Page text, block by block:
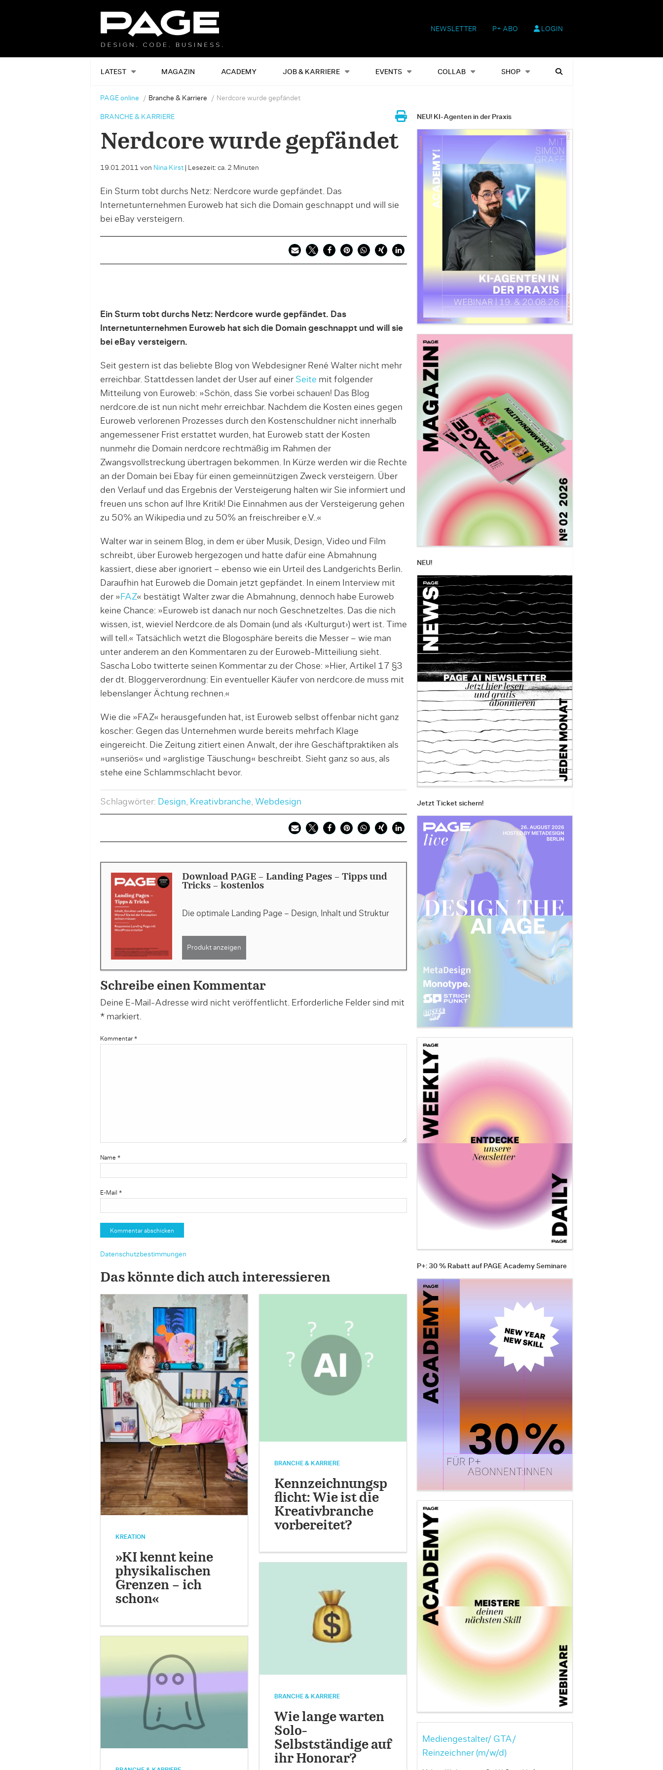
NEWSLETTER P+ ABO LOGIN
LATEST MAGAZIN ACADEMY JOB & KARRIERE EVENTS COLLAB SHOP
Alles Events Shop Heftausgaben Suchen
PAGE online Branche & Karriere Nerdcore wurde gepfändet
BRANCHE & KARRIERE
Nerdcore wurde gepfändet
19.01.2011 von Nina Kirst| Lesezeit: ca. 2 Minuten
Ein Sturm tobt durchs Netz: Nerdcore wurde gepfändet. Das
Internetunternehmen Euroweb hat sich die Domain geschnappt und will sie
bei eBay versteigern.
Ein Sturm tobt durchs Netz: Nerdcore wurde gepfändet. Das
Internetunternehmen Euroweb hat sich die Domain geschnappt und will sie
bei eBay versteigern.
Seit gestern ist das beliebte Blog von Webdesigner René Walter nicht mehr
erreichbar. Stattdessen landet der User auf einer Seite mit folgender
Mitteilung von Euroweb: »Schön, dass Sie vorbei schauen! Das Blog
nerdcore.de ist nun nicht mehr erreichbar. Nachdem die Kosten eines gegen
Euroweb verlorenen Prozesses durch den Kostenschuldner nicht innerhalb
angemessener Frist erstattet wurden, hat Euroweb statt der Kosten
nunmehr die Domain nerdcore rechtmäßig im Rahmen der
Zwangsvollstreckung übertragen bekommen. In Kürze werden wir die Rechte
an der Domain bei Ebay für einen gemeinnützigen Zweck versteigern. Über
den Verlauf und das Ergebnis der Versteigerung halten wir Sie informiert und
freuen uns schon auf Ihre Kritik! Die Einnahmen aus der Versteigerung gehen
zu 50% an Wikipedia und zu 50% an freischreiber e.V..«
Walter war in seinem Blog, in dem er über Musik, Design, Video und Film
schreibt, über Euroweb hergezogen und hatte dafür eine Abmahnung
kassiert, diese aber ignoriert – ebenso wie ein Urteil des Landgerichts Berlin.
Daraufhin hat Euroweb die Domain jetzt gepfändet. In einem Interview mit
der » FAZ« bestätigt Walter zwar die Abmahnung, dennoch habe Euroweb
keine Chance: »Euroweb ist danach nur noch Geschnetzeltes. Das die nich
wissen, ist, wieviel Nerdcore.de als Domain (und als ‹Kulturgut›) wert ist. Time
will tell.« Tatsächlich wetzt die Blogosphäre bereits die Messer – wie man
unter anderem an den Kommentaren zu der Euroweb-Mitteiliung sieht.
Sascha Lobo twitterte seinen Kommentar zu der Chose: »Hier, Artikel 17 §3
der dt. Bloggerverordnung: Ein eventueller Käufer von nerdcore.de muss mit
lebenslanger Ächtung rechnen.«
Wie die »FAZ« herausgefunden hat, ist Euroweb selbst offenbar nicht ganz
koscher: Gegen das Unternehmen wurde bereits mehrfach Klage
eingereicht. Die Zeitung zitiert einen Anwalt, der ihre Geschäftpraktiken als
»unseriös« und »arglistige Täuschung« beschreibt. Sieht ganz so aus, als
stehe eine Schlammschlacht bevor.
Schlagwörter: Design, Kreativbranche, Webdesign
Download PAGE - Landing Pages - Tipps und
Tricks - kostenlos
Die optimale Landing Page – Design, Inhalt und Struktur
Produkt anzeigen
Schreibe einen Kommentar
Deine E-Mail-Adresse wird nicht veröffentlicht. Erforderliche Felder sind mit
*markiert.
Kommentar *
Name *
E-Mail *
Datenschutzbestimmungen
Das könnte dich auch interessieren
KREATION
»KI kennt keine
physikalischen
Grenzen – ich
schon«
BRANCHE & KARRIERE
Kennzeichnungsp
flicht: Wie ist die
Kreativbranche
vorbereitet?
BRANCHE & KARRIERE
Wie lange warten
Solo-
Selbstständige auf
ihr Honorar?
NEU! KI-Agenten in der Praxis
NEU!
Jetzt Ticket sichern!
P+: 30 % Rabatt auf PAGE Academy Seminare
Mediengestalter/ GTA/
Reinzeichner (m/w/d)